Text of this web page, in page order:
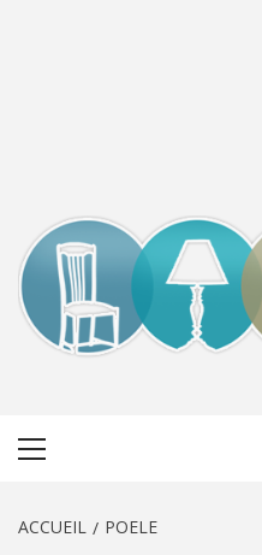
ACCUEIL POELE